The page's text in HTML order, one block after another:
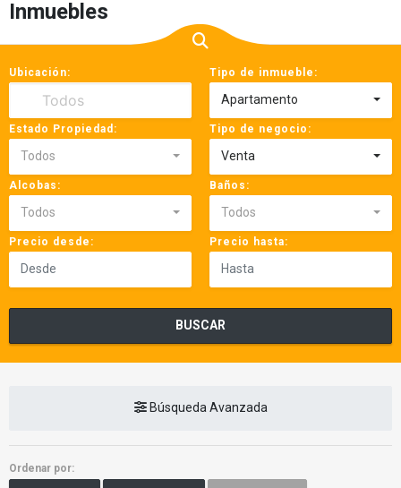
Inmuebles
Ubicación: Tipo de inmueble:
Apartamento
Estado Propiedad:
Todos
Tipo de negocio:
Venta
Alcobas:
Todos
Baños:
Todos
Precio desde: Precio hasta:
BUSCAR
Búsqueda Avanzada
Ordenar por: